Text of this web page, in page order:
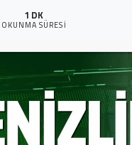
1 DK
OKUNMA SÜRESI